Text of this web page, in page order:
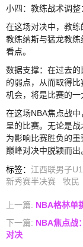
小四：教练战术调整
在这场对决中，教
教练纳斯与猛龙教
看点。
数据支撑：在过去
的弱点，从而取得
机会，将是比赛的一
在这场NBA焦点战
呈的比赛。无论是
为影响比赛胜负的
巅峰对决中脱颖而出
标签： 江西联男子
新秀赛半决赛
牧民
上一篇: NBA格林单
下一篇: NBA焦点战
对决